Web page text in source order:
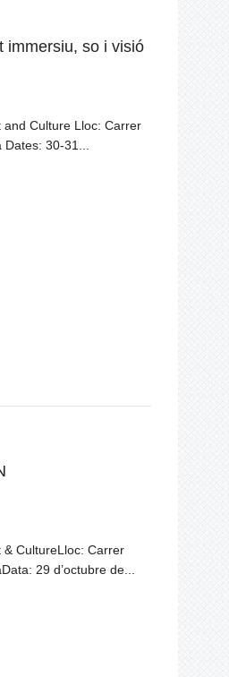
immersiu, so i visió
and Culture Lloc: Carrer
30-31...
& CultureLloc: Carrer
29 d’octubre de...